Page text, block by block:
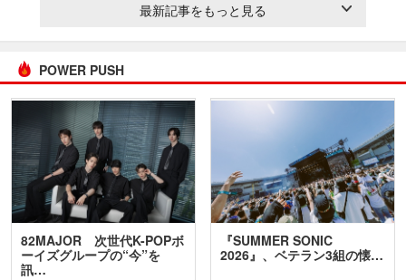
最新記事をもっと見る
POWER PUSH
82MAJOR 次世代K-POPボ
ーイズグループの“今”を
訊…
『SUMMER SONIC
2026』、ベテラン3組の懐…